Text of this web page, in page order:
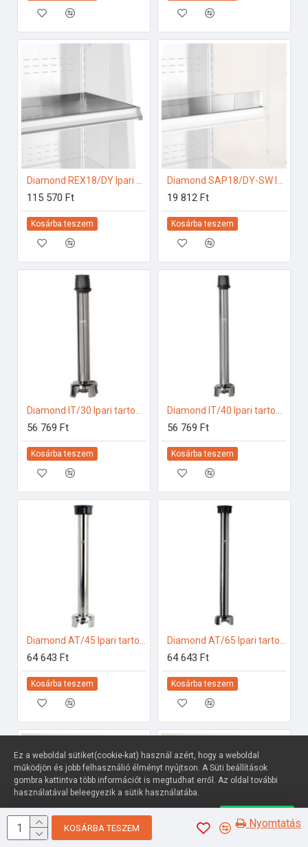
KOSÁRBA TESZEM Nyomtatás
Diamond REX18/DY Ipari hűtő kiegészítők
115 570 Ft
Kosárba teszem
Diamond SAP18/DY-SW Ipari hűtő kiegészítők
19 812 Ft
Kosárba teszem
Diamond IT/30 Ipari tartozékok
56 769 Ft
Kosárba teszem
Diamond IT/40 Ipari tartozékok
56 769 Ft
Kosárba teszem
Diamond AT/45 Ipari tartozékok
64 643 Ft
Kosárba teszem
Diamond AT/65 Ipari tartozékok
64 643 Ft
Kosárba teszem
Ez a weboldal sütiket(cookie-kat) használ azért, hogy a weboldal
működjön és jobb felhasználió élményt nyújtson. A Süti beállítások
gombra kattintva több információt is megtudhat erről. Az oldal további
használatával beleegyezik a sütik használatába.
Süti beállítások Elfogadom